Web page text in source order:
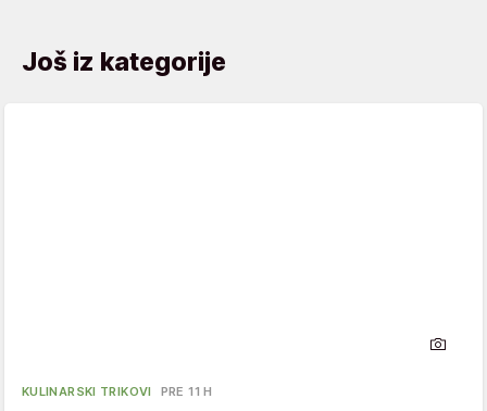
Još iz kategorije
KULINARSKI TRIKOVI PRE 11 H